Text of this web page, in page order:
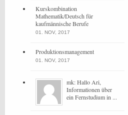
Kurskombination
Mathematik/Deutsch für
kaufmännische Berufe
01. NOV, 2017
Produktionsmanagement
01. NOV, 2017
mk: Hallo Ari,
Informationen über
ein Fernstudium in ...